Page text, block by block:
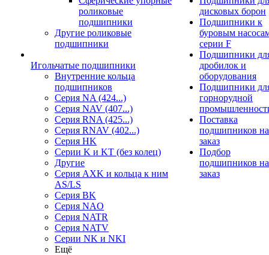
роликовые
подшипники
Другие роликовые
подшипники
Игольчатые подшипники
Внутренние кольца
подшипников
Серия NA (424...)
Серия NAV (407...)
Серия RNA (425...)
Серия RNAV (402...)
Серия HK
Серии K и KT (без колец)
Другие
Серия AXK и кольца к ним
AS/LS
Серия BK
Серия NAO
Серия NATR
Серия NATV
Серии NK и NKI
Ещё
дисковых борон
Подшипники к
буровым
серии F
Подшипники
дробилок и
оборудования
Подшипники
горнорудной
Поставка
подшипников на
заказ
Подбор
подшипников на
заказ